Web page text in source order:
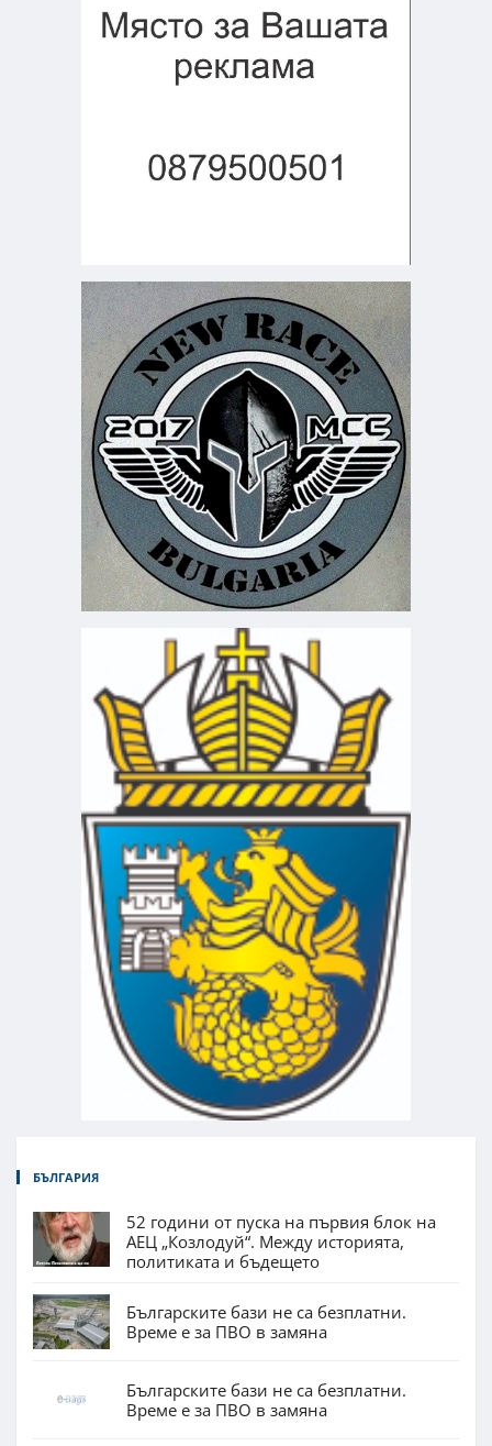
БЪЛГАРИЯ
52 години от пуска на първия блок на
АЕЦ „Козлодуй“. Между историята,
политиката и бъдещето
Българските бази не са безплатни.
Време е за ПВО в замяна
Българските бази не са безплатни.
Време е за ПВО в замяна